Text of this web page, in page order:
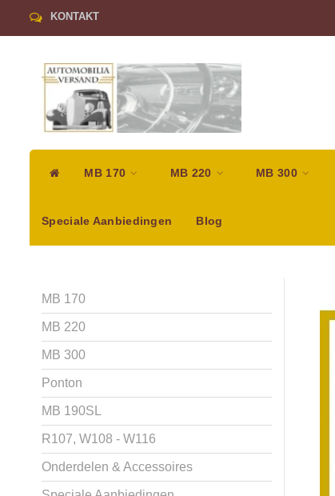
KONTAKT
MB 170 MB 220 MB 300
Speciale Aanbiedingen Blog
MB 170
MB 220
MB 300
Ponton
MB 190SL
R107, W108 - W116
Onderdelen & Accessoires